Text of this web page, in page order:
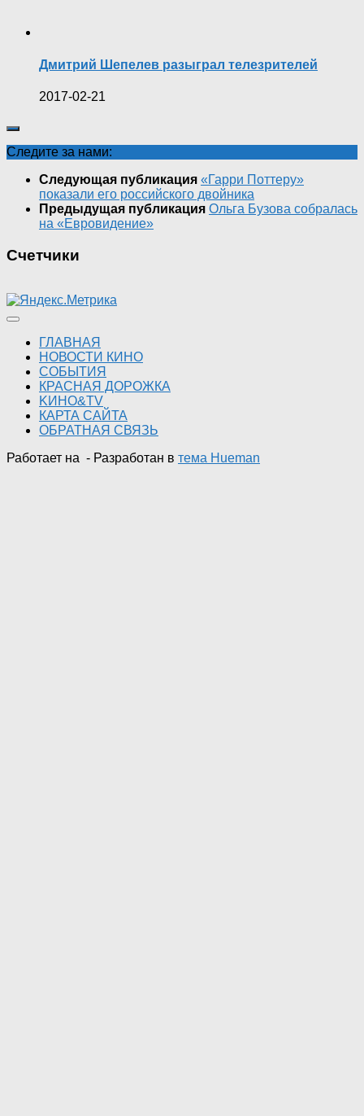
Дмитрий Шепелев разыграл телезрителей
2017-02-21
Следите за нами:
Следующая публикация «Гарри Поттеру»
показали его российского двойника
Предыдущая публикация Ольга Бузова собралась
на «Евровидение»
Счетчики
ГЛАВНАЯ
НОВОСТИ КИНО
СОБЫТИЯ
КРАСНАЯ ДОРОЖКА
KИНО&TV
КАРТА САЙТА
ОБРАТНАЯ СВЯЗЬ
Работает на - Разработан в тема Hueman